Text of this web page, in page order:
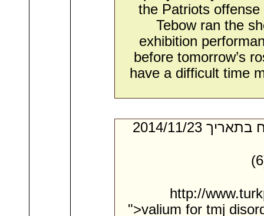
the Patriots
Tebow ran the
exhibition
before tomorrow’s
have a difficult time
- מאת:‏ Kasey*. ‏ נשלח בתאריך ‏23/‏11/‏2014
http://
">valium for tmj